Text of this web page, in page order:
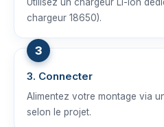
chargeur 18650).
3. Connecter
Alimentez votre montage via
selon le projet.